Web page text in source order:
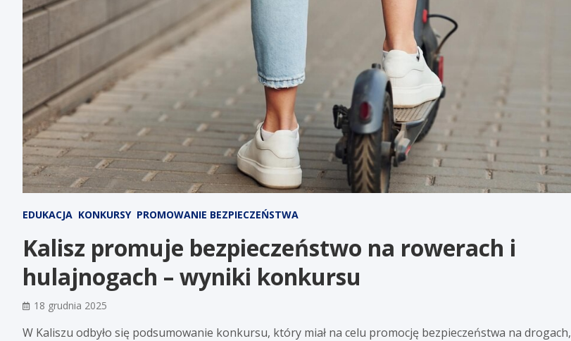
EDUKACJA KONKURSY PROMOWANIE BEZPIECZEŃSTWA
Kalisz promuje bezpieczeństwo na rowerach i
hulajnogach – wyniki konkursu
18 grudnia 2025
W Kaliszu odbyło się podsumowanie konkursu, który miał na celu promocję bezpieczeństwa na drogach,